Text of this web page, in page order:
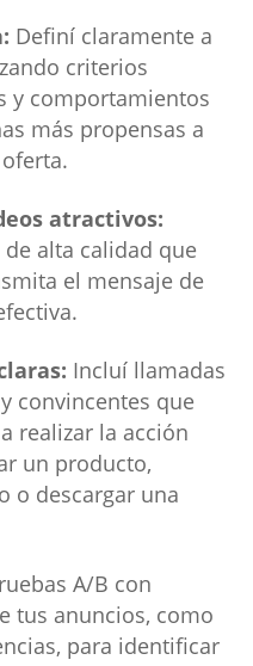
Definí claramente a
criterios
y comportamientos
más propensas a
atractivos:
alta calidad que
el mensaje de
Incluí llamadas
convincentes que
realizar la acción
un producto,
o descargar una
A/B con
tus anuncios, como
para identificar